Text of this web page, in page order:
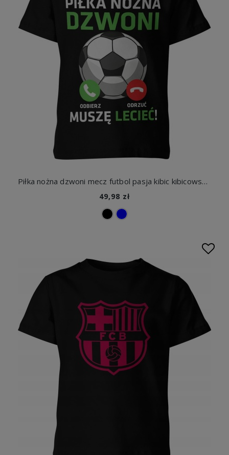
Piłka nożna dzwoni mecz futbol pasja kibic kibicowska Dziecięca koszulka
49,98 zł